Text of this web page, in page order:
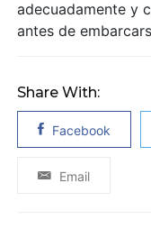
adecuadamente y
antes de
Share With:
Facebook
Email